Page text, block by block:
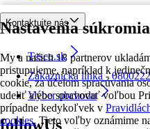
Nastavenia súkromia
My a našich 18 partnerov
pristupujeme, napríklad k
cookie, za účelom spracúvania
udeliť alebo spravovať voľbou
prípadne kedykoľvek v
cookies. Tieto voľby oznámime
Kontaktujte nás
Tesco.sk
Zákaznícka linka -
Výber obchodu
followUs